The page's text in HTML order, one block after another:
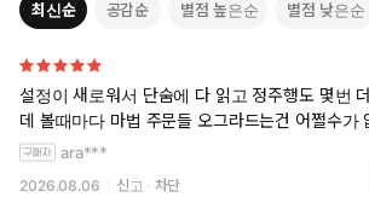
최신순 공감순 별점 높은순 별점 낮은순
설정이 새로워서 단숨에 다 읽고 정주행도 몇번
데 볼때마다 마법 주문들 오그라드는건 어쩔수가
ara***
2026.08.06 신고 차단